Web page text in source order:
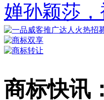
婵孙颖莎
商标快讯